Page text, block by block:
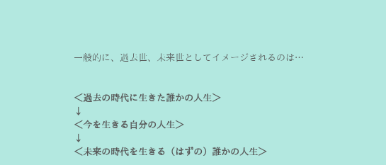
一般的に、過去世、未来世としてイメージされるのは…
＜過去の時代に生きた誰かの人生＞
↓
＜今を生きる自分の人生＞
↓
＜未来の時代を生きる（はずの）誰かの人生＞